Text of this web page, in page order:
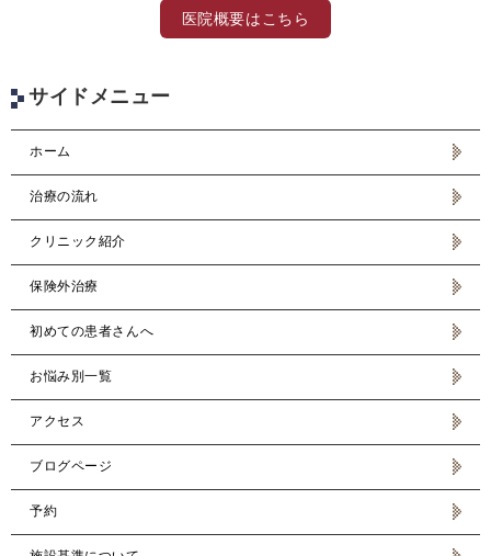
医院概要はこちら
サイドメニュー
ホーム
治療の流れ
クリニック紹介
保険外治療
初めての患者さんへ
お悩み別一覧
アクセス
ブログページ
予約